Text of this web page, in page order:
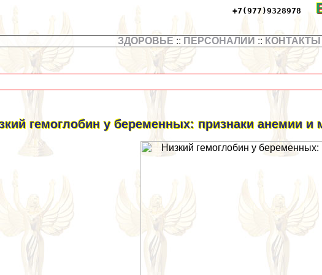
+7(977)9328978
ЗДОРОВЬЕ :: ПЕРСОНАЛИИ :: КОНТАКТЫ
гемоглобин у беременных: признаки анемии